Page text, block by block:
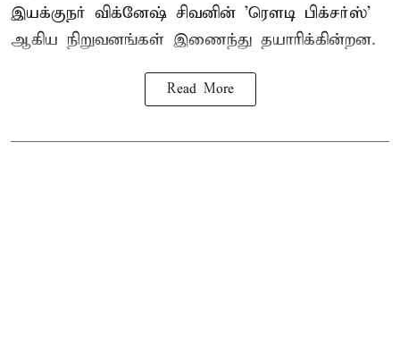
இயக்குநர் விக்னேஷ் சிவனின் 'ரௌடி பிக்சர்ஸ்'
ஆகிய நிறுவனங்கள் இணைந்து தயாரிக்கின்றன.
Read More